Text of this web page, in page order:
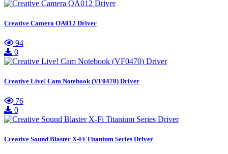
Creative Camera OA012 Driver
94
0
Creative Live! Cam Notebook (VF0470) Driver
76
0
Creative Sound Blaster X-Fi Titanium Series Driver